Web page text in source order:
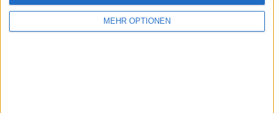
MEHR OPTIONEN